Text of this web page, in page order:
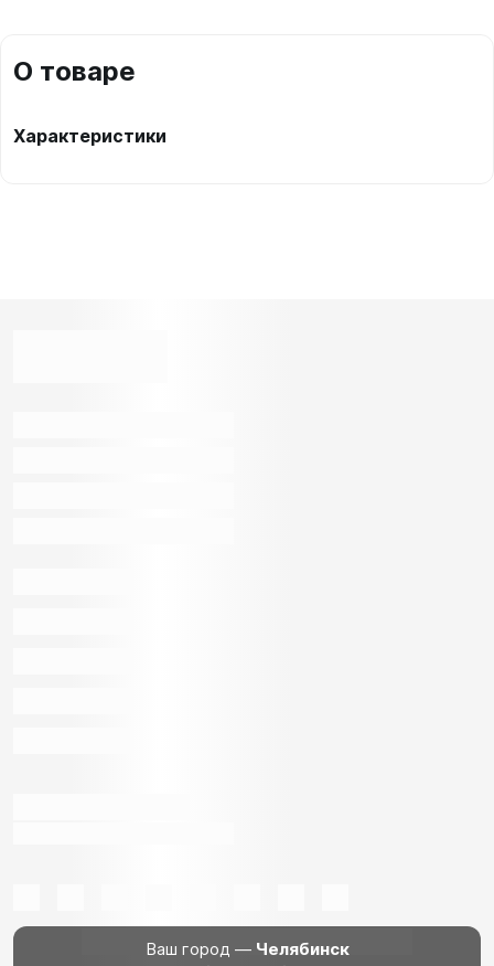
О товаре
Характеристики
Ваш город — Челябинск